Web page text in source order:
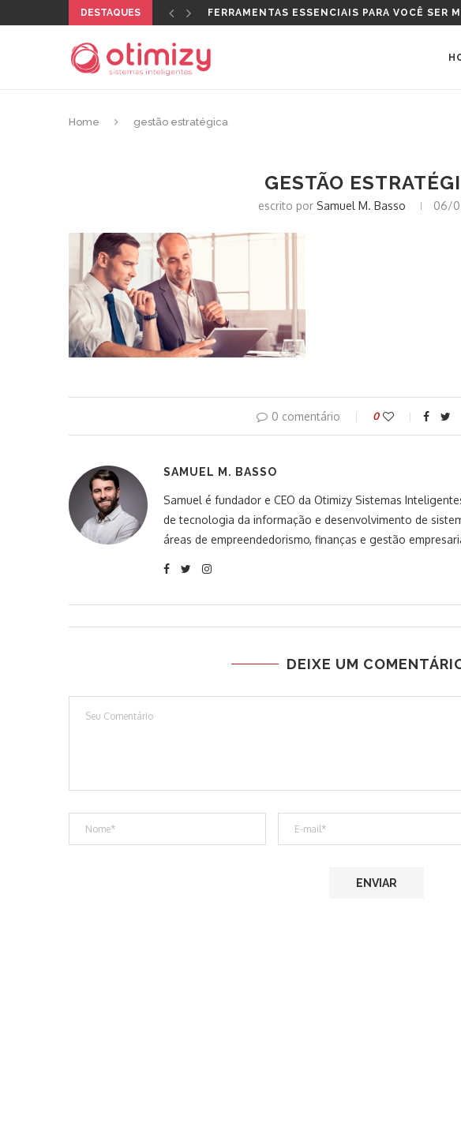
DESTAQUES FERRAMENTAS ESSENCIAIS PARA VOCÊ SER
Home gestão estratégica
GESTÃO
escrito por Samuel M. Basso 06/
0 comentário 0
SAMUEL M. BASSO
Samuel é fundador e CEO da Otimizy Sistemas
de tecnologia da informação e desenvolvimento de
áreas de empreendedorismo, finanças e gestão
DEIXE UM